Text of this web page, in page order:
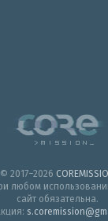
© 2017–2026
любом
сайт обязательна.